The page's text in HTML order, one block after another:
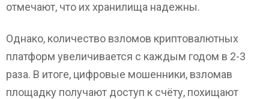
отмечают, что их хранилища надежны.
Однако, количество взломов криптовалютных
платформ увеличивается с каждым годом в 2-3
раза. В итоге, цифровые мошенники, взломав
площадку получают доступ к счёту, похищают